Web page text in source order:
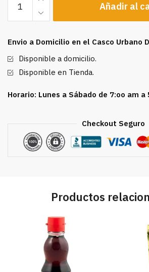
Perrins
Sauce
15
oz
Añadir al
Envio a Domicilio en el Casco Urbano
Disponible a domicilio.
Disponible en Tienda.
Horario: Lunes a Sábado de 7:oo am a
Checkout Seguro
Productos